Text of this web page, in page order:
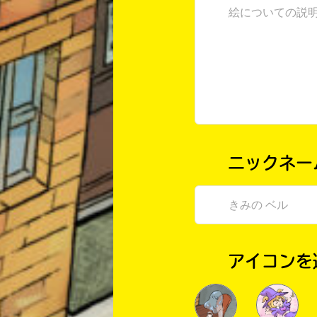
ニックネー
アイコンを